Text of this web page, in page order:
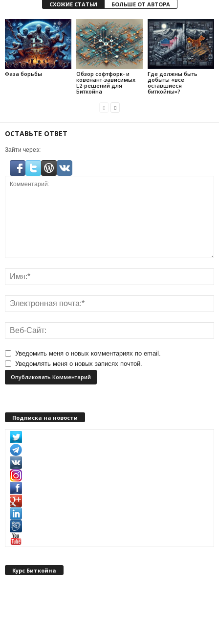
СХОЖИЕ СТАТЬИ БОЛЬШЕ ОТ АВТОРА
Фаза борьбы
Обзор софтфорк- и
ковенант-зависимых
L2-решений для
Биткойна
Где должны быть
добыты «все
оставшиеся
биткойны»?
ОСТАВЬТЕ ОТВЕТ
Зайти через:
Уведомить меня о новых комментариях по email.
Уведомлять меня о новых записях почтой.
Подписка на новости
Курс Биткойна